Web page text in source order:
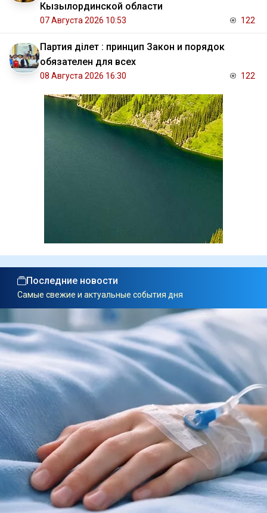
Кызылординской области
07 Августа 2026 10:53 122
Партия Әділет : принцип Закон и порядок
обязателен для всех
08 Августа 2026 16:30 122
Последние новости
Самые свежие и актуальные события дня